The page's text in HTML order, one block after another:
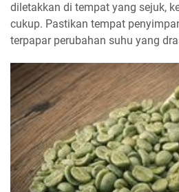
diletakkan di tempat yang sejuk,
cukup. Pastikan tempat
terpapar perubahan suhu yang